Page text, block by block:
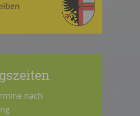
nach